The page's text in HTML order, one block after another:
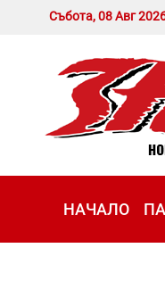
Събота, 08 Авг
НАЧАЛО